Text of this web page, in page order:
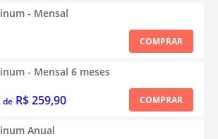
- Mensal
COMPRAR
- Mensal 6 meses
de R$ 259,90 COMPRAR
Anual